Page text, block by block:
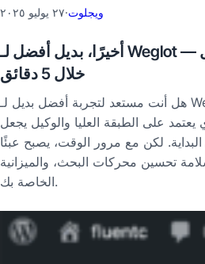
٢٧ يوليو ٢٠٢٥·ويجلوت
أخيرًا، بديل أفضل لـ Weglot — ويمكنك التبديل
خلال 5 دقائق
هل أنت مستعد لتجربة أفضل بديل لـ Weglot؟ لست وحدك.
على الطبقة العليا والوكيل يجعل
لكن مع مرور الوقت، يصبح عبئًا
تحسين محركات البحث، والميزانية
الخاصة بك.